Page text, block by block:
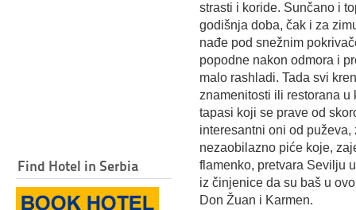
Find Hotel in Serbia
strasti i koride. Sunčano i
godišnja doba, čak i za
nađe pod snežnim
popodne nakon odmora i
malo rashladi. Tada svi
znamenitosti ili restorana
tapasi koji se prave od
interesantni oni od
nezaobilazno piće koje,
flamenko, pretvara Sevilju
iz činjenice da su baš u
Don Žuan i Karmen.